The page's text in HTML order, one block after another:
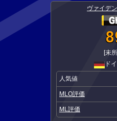
ヴァイデ
[未
ド
人気値
MLO評価
ML評価